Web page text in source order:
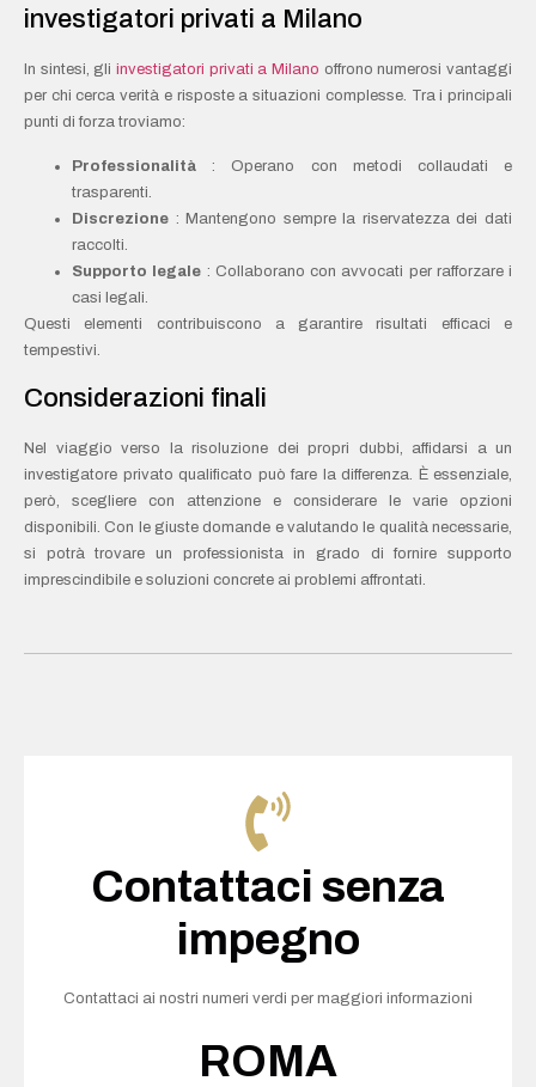
investigatori privati a Milano
In sintesi, gli investigatori privati a Milano offrono numerosi vantaggi
per chi cerca verità e risposte a situazioni complesse. Tra i principali
punti di forza troviamo:
Professionalità : Operano con metodi collaudati e
trasparenti.
Discrezione : Mantengono sempre la riservatezza dei dati
raccolti.
Supporto legale : Collaborano con avvocati per rafforzare i
casi legali.
Questi elementi contribuiscono a garantire risultati efficaci e
tempestivi.
Considerazioni finali
Nel viaggio verso la risoluzione dei propri dubbi, affidarsi a un
investigatore privato qualificato può fare la differenza. È essenziale,
però, scegliere con attenzione e considerare le varie opzioni
disponibili. Con le giuste domande e valutando le qualità necessarie,
si potrà trovare un professionista in grado di fornire supporto
imprescindibile e soluzioni concrete ai problemi affrontati.
Contattaci senza
impegno
Contattaci ai nostri numeri verdi per maggiori informazioni
ROMA